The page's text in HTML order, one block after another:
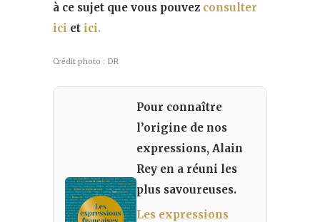
à ce sujet que vous pouvez consulter
ici et ici.
Crédit photo : DR
Pour connaître
l’origine de nos
expressions, Alain
Rey en a réuni les
plus savoureuses.
Les expressions